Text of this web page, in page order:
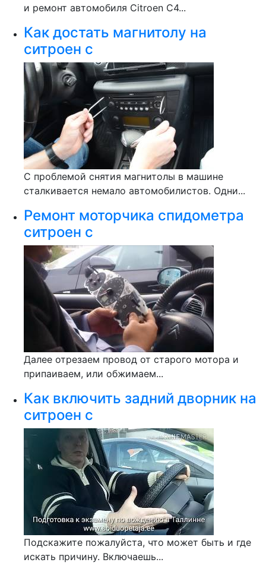
и ремонт автомобиля Citroen C4...
Как достать магнитолу на
ситроен с
С проблемой снятия магнитолы в машине
сталкивается немало автомобилистов. Одни...
Ремонт моторчика спидометра
ситроен с
Далее отрезаем провод от старого мотора и
припаиваем, или обжимаем...
Как включить задний дворник на
ситроен с
Подскажите пожалуйста, что может быть и где
искать причину. Включаешь...